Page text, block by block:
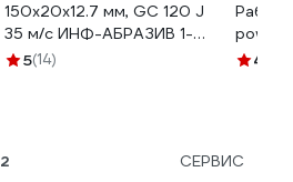
150x20x12.7 мм, GC 120 J
35 м/с ИНФ-АБРАЗИВ 1-
8803
5(14) 4.6
2 СЕРВИС